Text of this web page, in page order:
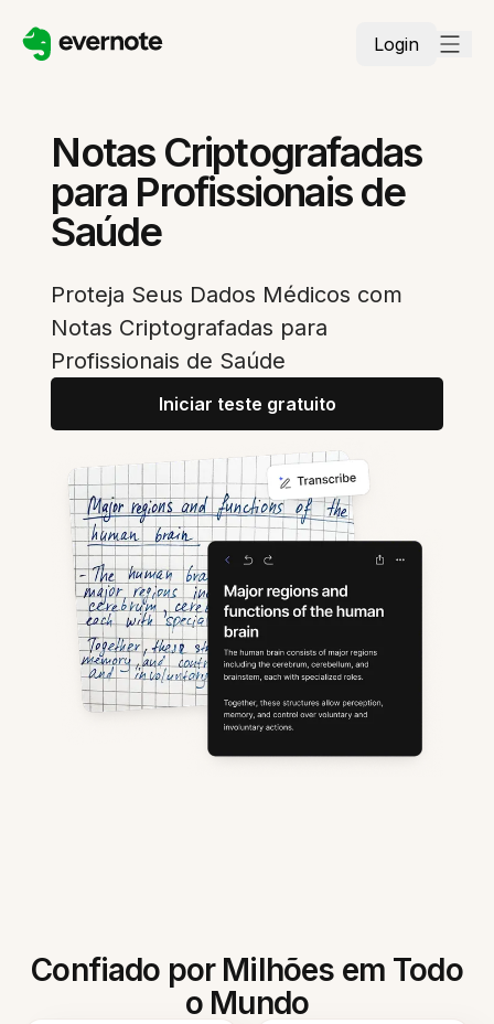
Login
Notas Criptografadas
para Profissionais de
Saúde
Proteja Seus Dados Médicos com
Notas Criptografadas para
Profissionais de Saúde
Iniciar teste gratuito
Confiado por Milhões em Todo
o Mundo